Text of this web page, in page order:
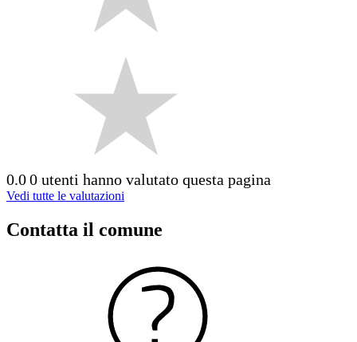
0.00 utenti hanno valutato questa pagina
Vedi tutte le valutazioni
Contatta il comune